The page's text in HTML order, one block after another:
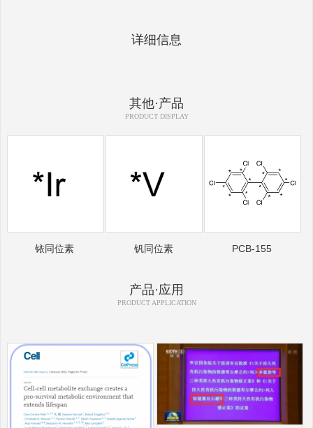
详细信息
其他·产品
PRODUCT DISPLAY
铱同位素 钒同位素 PCB-155
产品·应用
PRODUCT APPLICATION